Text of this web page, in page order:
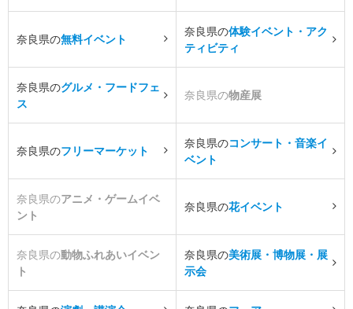
奈良県の無料イベント
奈良県の体験イベント・アク
ティビティ
奈良県のグルメ・フードフェ
ス
奈良県の物産展
奈良県のフリーマーケット
奈良県のコンサート・音楽イ
ベント
奈良県のアニメ・ゲームイベ
ント
奈良県の花イベント
奈良県の動物ふれあいイベン
ト
奈良県の美術展・博物展・展
示会